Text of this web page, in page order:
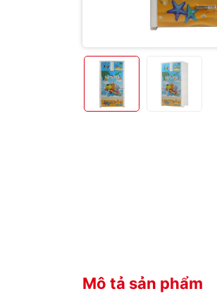
Mô tả sản phẩm